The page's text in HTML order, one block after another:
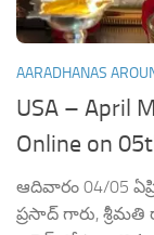
AARADHANAS
USA – April
Online on
ఆదివారం 04/05
ప్రసాద్ గారు,